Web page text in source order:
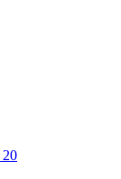
20